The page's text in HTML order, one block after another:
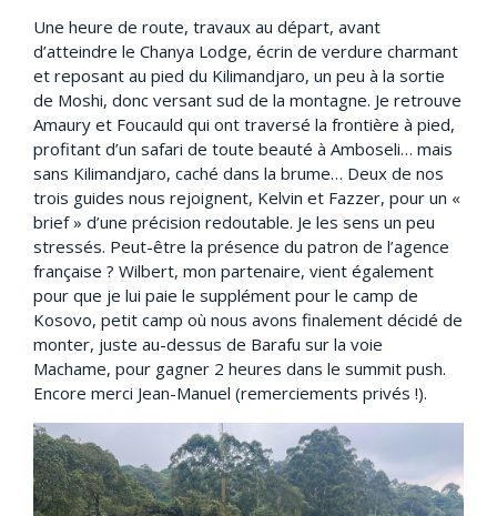
Une heure de route, travaux au départ, avant
d’atteindre le Chanya Lodge, écrin de verdure charmant
et reposant au pied du Kilimandjaro, un peu à la sortie
de Moshi, donc versant sud de la montagne. Je retrouve
Amaury et Foucauld qui ont traversé la frontière à pied,
profitant d’un safari de toute beauté à Amboseli… mais
sans Kilimandjaro, caché dans la brume… Deux de nos
trois guides nous rejoignent, Kelvin et Fazzer, pour un «
brief » d’une précision redoutable. Je les sens un peu
stressés. Peut-être la présence du patron de l’agence
française ? Wilbert, mon partenaire, vient également
pour que je lui paie le supplément pour le camp de
Kosovo, petit camp où nous avons finalement décidé de
monter, juste au-dessus de Barafu sur la voie
Machame, pour gagner 2 heures dans le summit push.
Encore merci Jean-Manuel (remerciements privés !).